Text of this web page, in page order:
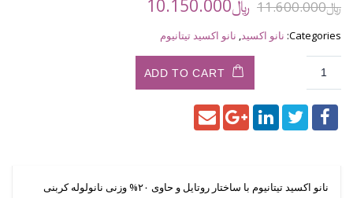
﷼11.600.000
Original
price
was:
﷼11.600.000.
﷼10.150.000
﷼10.150.000.
Categories: نانو اکسید, نانو اکسید تیتانیوم
ADD TO CART
نانو اکسید تیتانیوم با ساختار روتایل و حاوی ۲۰% وزنی نانولوله کربنی